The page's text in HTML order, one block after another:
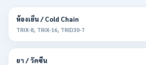
ห้องเย็น / Cold Chain
TRIX-8, TRIX-16, TRID30-7
ยา / วัคซีน